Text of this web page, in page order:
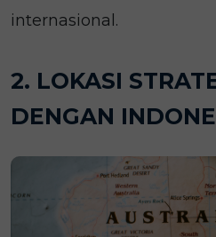
internasional.
2. LOKASI
DENGAN